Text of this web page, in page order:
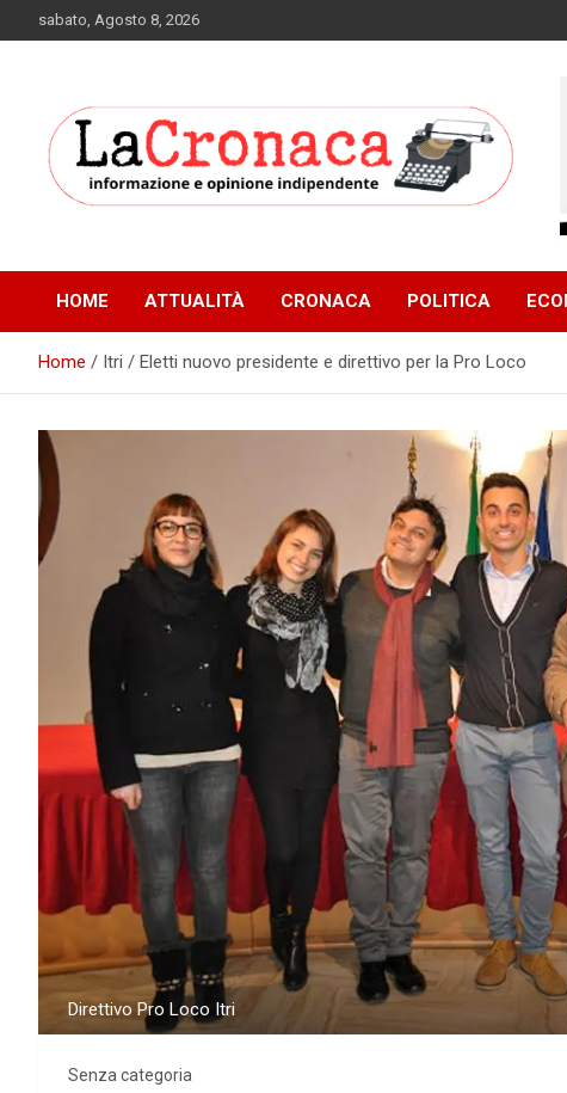
to
sabato, Agosto 8, 2026
HOME ATTUALITÀ CRONACA POLITICA
Home Itri / Eletti nuovo presidente e direttivo per la Pro Loco
Direttivo Pro Loco Itri
Senza categoria